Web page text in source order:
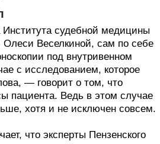
судебной медицины
Веселкиной, сам по себе
под внутривенном
с исследованием, которое
— говорит о том, что
пациента. Ведь в этом случае
хотя и не исключен совсем.
что эксперты Пензенского